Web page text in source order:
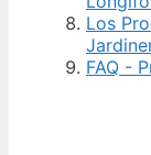
Los
FAQ -